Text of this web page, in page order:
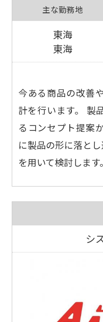
主な勤務地
東海
東海
今ある商品の改善
計を行います。 製
るコンセプト提案
に製品の形に落と
を用いて検討します
シ